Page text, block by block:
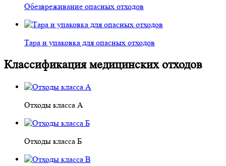
Обезвреживание опасных отходов
Тара и упаковка для опасных отходов
Классификация медицинских отходов
Отходы класса А
Отходы класса Б